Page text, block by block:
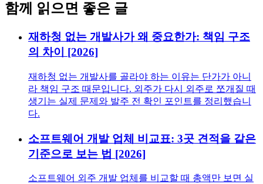
함께 읽으면 좋은 글
재하청 없는 개발사가 왜 중요한가: 책임 구조
의 차이 [2026]
재하청 없는 개발사를 골라야 하는 이유는 단가가 아니
라 책임 구조 때문입니다. 외주가 다시 외주로 쪼개질 때
생기는 실제 문제와 발주 전 확인 포인트를 정리했습니
다.
소프트웨어 개발 업체 비교표: 3곳 견적을 같은
기준으로 보는 법 [2026]
소프트웨어 외주 개발 업체를 비교할 때 총액만 보면 실